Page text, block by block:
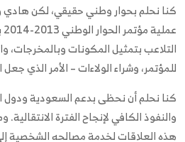
كنا نحلم بحوار وطني حقيقي، لكن هادي
التلاعب بتمثيل المكونات وبالمخرجات،
للمؤتمر، وشراء الولاءات – الأمر الذي
كنا نحلم أن نحظى بدعم السعودية ودول
والنفوذ الكافي لإنجاح الفترة
هذه العلاقات لخدمة مصالحه الشخصية